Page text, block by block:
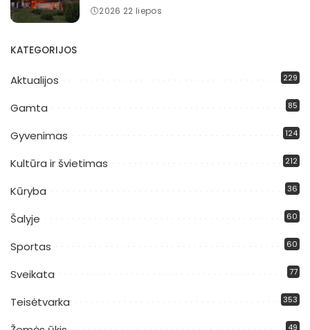
2026 22 liepos
KATEGORIJOS
Aktualijos 229
Gamta 85
Gyvenimas 124
Kultūra ir švietimas 212
Kūryba 36
Šalyje 60
Sportas 60
Sveikata 77
Teisėtvarka 353
49